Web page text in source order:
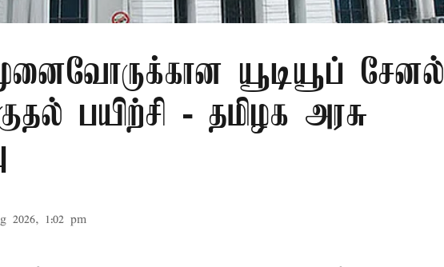
யூடியூப் சேனல்
பயிற்சி - தமிழக அரசு
2026, 1:02 pm